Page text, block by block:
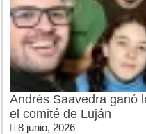
Andrés Saavedra ganó
el comité de Luján
8 junio, 2026